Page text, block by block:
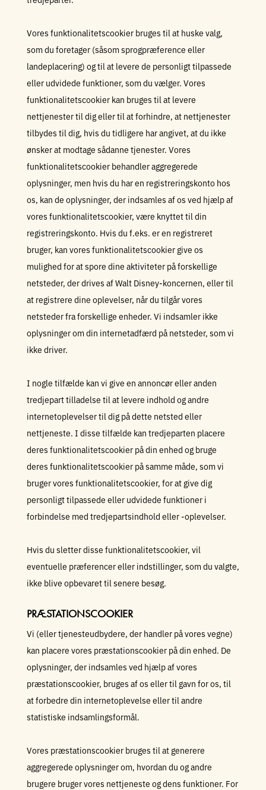
Vores funktionalitetscookier bruges til at huske valg,
som du foretager (såsom sprogpræference eller
landeplacering) og til at levere de personligt tilpassede
eller udvidede funktioner, som du vælger. Vores
funktionalitetscookier kan bruges til at levere
nettjenester til dig eller til at forhindre, at nettjenester
tilbydes til dig, hvis du tidligere har angivet, at du ikke
ønsker at modtage sådanne tjenester. Vores
funktionalitetscookier behandler aggregerede
oplysninger, men hvis du har en registreringskonto hos
os, kan de oplysninger, der indsamles af os ved hjælp af
vores funktionalitetscookier, være knyttet til din
registreringskonto. Hvis du f.eks. er en registreret
bruger, kan vores funktionalitetscookier give os
mulighed for at spore dine aktiviteter på forskellige
netsteder, der drives af Walt Disney-koncernen, eller til
at registrere dine oplevelser, når du tilgår vores
netsteder fra forskellige enheder. Vi indsamler ikke
oplysninger om din internetadfærd på netsteder, som vi
ikke driver.
I nogle tilfælde kan vi give en annoncør eller anden
tredjepart tilladelse til at levere indhold og andre
internetoplevelser til dig på dette netsted eller
nettjeneste. I disse tilfælde kan tredjeparten placere
deres funktionalitetscookier på din enhed og bruge
deres funktionalitetscookier på samme måde, som vi
bruger vores funktionalitetscookier, for at give dig
personligt tilpassede eller udvidede funktioner i
forbindelse med tredjepartsindhold eller -oplevelser.
Hvis du sletter disse funktionalitetscookier, vil
eventuelle præferencer eller indstillinger, som du valgte,
ikke blive opbevaret til senere besøg.
PRÆSTATIONSCOOKIER
Vi (eller tjenesteudbydere, der handler på vores vegne)
kan placere vores præstationscookier på din enhed. De
oplysninger, der indsamles ved hjælp af vores
præstationscookier, bruges af os eller til gavn for os, til
at forbedre din internetoplevelse eller til andre
statistiske indsamlingsformål.
Vores præstationscookier bruges til at generere
aggregerede oplysninger om, hvordan du og andre
brugere bruger vores nettjeneste og dens funktioner. For